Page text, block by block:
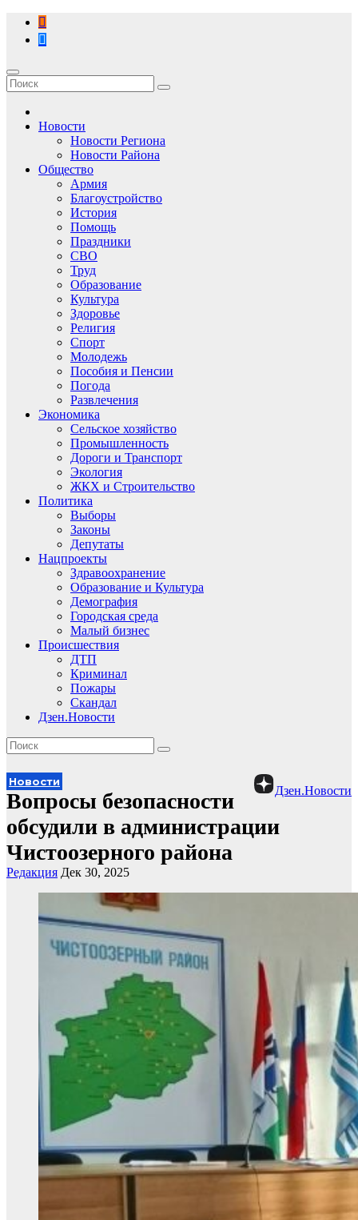
Перейти
содержимому
Новости
Новости Региона
Новости Района
Общество
Армия
Благоустройство
История
Помощь
Праздники
СВО
Труд
Образование
Культура
Здоровье
Религия
Спорт
Молодежь
Пособия и Пенсии
Погода
Развлечения
Экономика
Сельское хозяйство
Промышленность
Дороги и Транспорт
Экология
ЖКХ и Строительство
Политика
Выборы
Законы
Депутаты
Нацпроекты
Здравоохранение
Образование и Культура
Демография
Городская среда
Малый бизнес
Происшествия
ДТП
Криминал
Пожары
Скандал
Дзен.Новости
Дзен.Новости
Новости
Вопросы безопасности
обсудили в администрации
Чистоозерного района
Редакция Дек 30, 2025